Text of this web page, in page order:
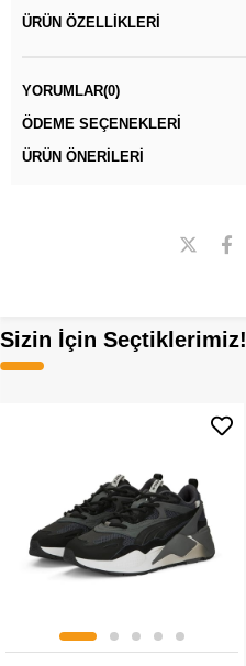
ÜRÜN ÖZELLIKLERI
YORUMLAR(0)
ÖDEME SEÇENEKLERI
ÜRÜN ÖNERILERI
Sizin İçin Seçtiklerimiz!